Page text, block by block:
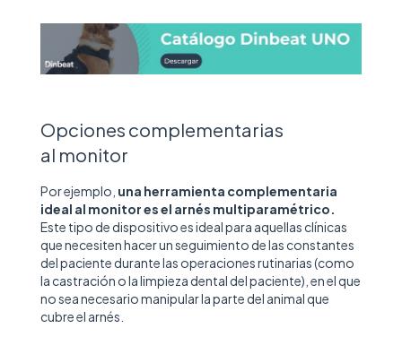
Opciones complementarias
al monitor
Por ejemplo, una herramienta complementaria
ideal al monitor es el arnés multiparamétrico.
Este tipo de dispositivo es ideal para aquellas clínicas
que necesiten hacer un seguimiento de las constantes
del paciente durante las operaciones rutinarias (como
la castración o la limpieza dental del paciente), en el que
no sea necesario manipular la parte del animal que
cubre el arnés.